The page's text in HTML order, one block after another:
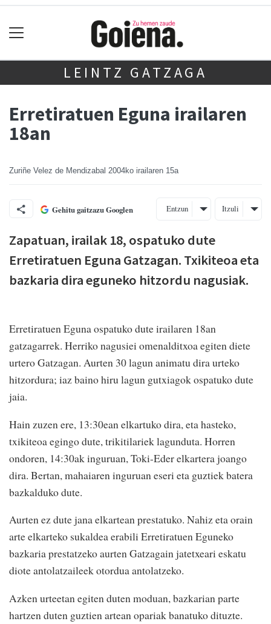
LEINTZ GATZAGA
Erretiratuen Eguna irailaren
18an
Zuriñe Velez de Mendizabal 2004ko irailaren 15a
Gehitu gaitzazu Googlen Entzun Itzuli
Zapatuan, irailak 18, ospatuko dute
Erretiratuen Eguna Gatzagan. Txikiteoa eta
bazkaria dira eguneko hitzordu nagusiak.
Erretiratuen Eguna ospatuko dute irailaren 18an
gatzagarrek. Herriko nagusiei omenalditxoa egiten diete
urtero Gatzagan. Aurten 30 lagun animatu dira urteko
hitzordura; iaz baino hiru lagun gutxiagok ospatuko dute
jaia.
Hain zuzen ere, 13:30ean elkartuko dira, eta hasteko,
txikiteoa egingo dute, trikitilariek lagunduta. Horren
ondoren, 14:30ak inguruan, Toki-Eder elkartera joango
dira. Bertan, mahaiaren inguruan eseri eta guztiek batera
bazkalduko dute.
Aurten ez dute jana elkartean prestatuko. Nahiz eta orain
arte elkarteko sukaldea erabili Erretiratuen Eguneko
bazkaria prestatzeko aurten Gatzagain jatetxeari eskatu
diote antolatzaileek otordua antolatzeko.
Azken urteetan egiten duten moduan, bazkarian parte
hartzen duten guztien artean opariak banatuko dituzte.